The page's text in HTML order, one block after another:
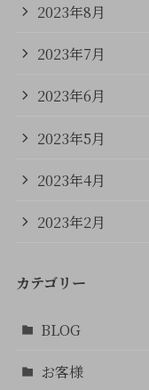
2023年8月
2023年7月
2023年6月
2023年5月
2023年4月
2023年2月
カテゴリー
BLOG
お客様